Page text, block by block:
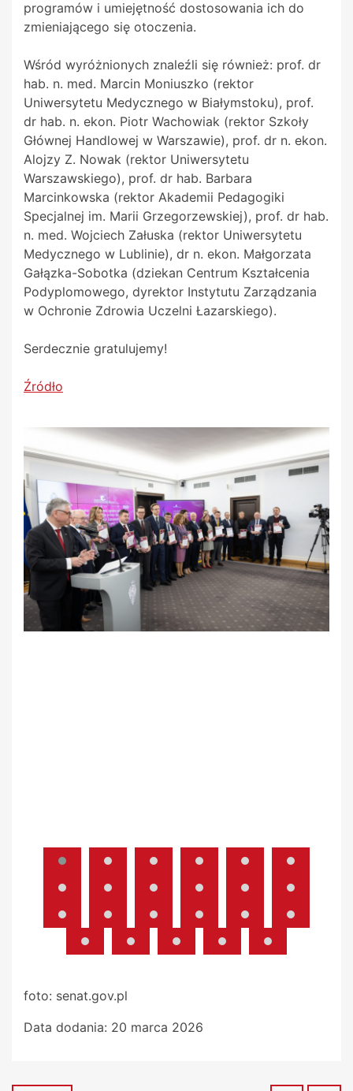
programów i umiejętność dostosowania ich do
zmieniającego się otoczenia.
Wśród wyróżnionych znaleźli się również: prof. dr
hab. n. med. Marcin Moniuszko (rektor
Uniwersytetu Medycznego w Białymstoku), prof.
dr hab. n. ekon. Piotr Wachowiak (rektor Szkoły
Głównej Handlowej w Warszawie), prof. dr n. ekon.
Alojzy Z. Nowak (rektor Uniwersytetu
Warszawskiego), prof. dr hab. Barbara
Marcinkowska (rektor Akademii Pedagogiki
Specjalnej im. Marii Grzegorzewskiej), prof. dr hab.
n. med. Wojciech Załuska (rektor Uniwersytetu
Medycznego w Lublinie), dr n. ekon. Małgorzata
Gałązka-Sobotka (dziekan Centrum Kształcenia
Podyplomowego, dyrektor Instytutu Zarządzania
w Ochronie Zdrowia Uczelni Łazarskiego).
Serdecznie gratulujemy!
Źródło
foto: senat.gov.pl
Data dodania: 20 marca 2026